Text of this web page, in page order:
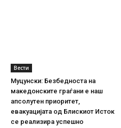
Вести
Муцунски: Безбедноста на
македонските граѓани е наш
апсолутен приоритет,
евакуацијата од Блискиот Исток
се реализира успешно